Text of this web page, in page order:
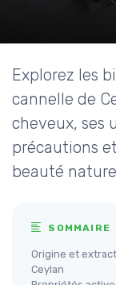
Explorez les
cannelle de
cheveux, ses
précautions
beauté
SOMMAIRE
Origine et
Ceylan